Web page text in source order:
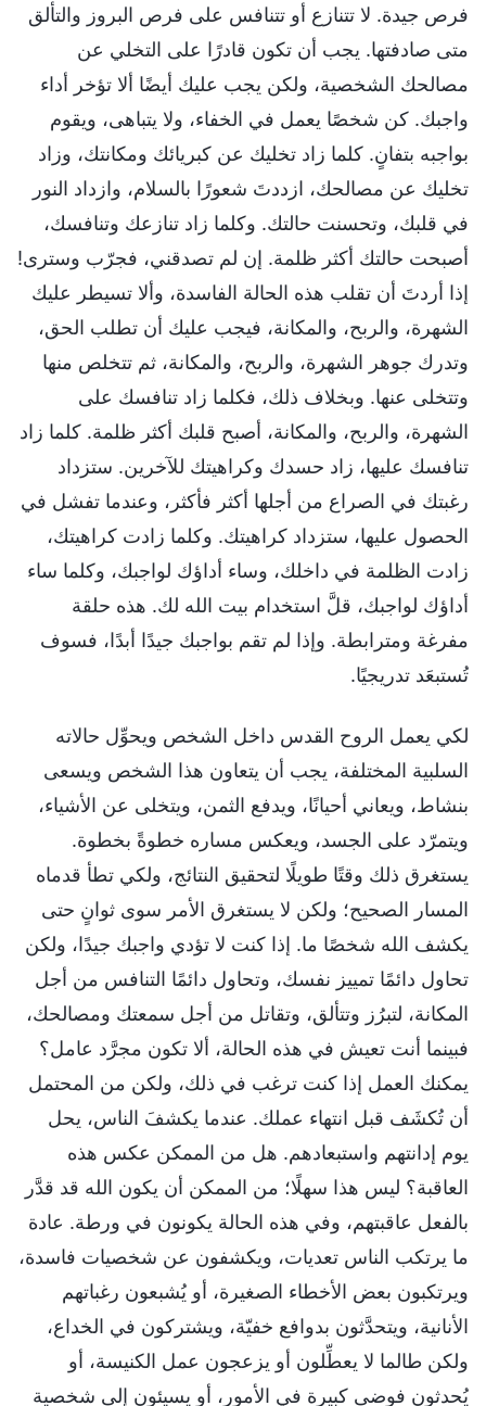
فرص جيدة. لا تتنازع أو تتنافس على فرص البروز والتألق
متى صادفتها. يجب أن تكون قادرًا على التخلي عن
مصالحك الشخصية، ولكن يجب عليك أيضًا ألا تؤخر أداء
واجبك. كن شخصًا يعمل في الخفاء، ولا يتباهى، ويقوم
بواجبه بتفانٍ. كلما زاد تخليك عن كبريائك ومكانتك، وزاد
تخليك عن مصالحك، ازددتَ شعورًا بالسلام، وازداد النور
في قلبك، وتحسنت حالتك. وكلما زاد تنازعك وتنافسك،
أصبحت حالتك أكثر ظلمة. إن لم تصدقني، فجرّب وسترى!
إذا أردتَ أن تقلب هذه الحالة الفاسدة، وألا تسيطر عليك
الشهرة، والربح، والمكانة، فيجب عليك أن تطلب الحق،
وتدرك جوهر الشهرة، والربح، والمكانة، ثم تتخلص منها
وتتخلى عنها. وبخلاف ذلك، فكلما زاد تنافسك على
الشهرة، والربح، والمكانة، أصبح قلبك أكثر ظلمة. كلما زاد
تنافسك عليها، زاد حسدك وكراهيتك للآخرين. ستزداد
رغبتك في الصراع من أجلها أكثر فأكثر، وعندما تفشل في
الحصول عليها، ستزداد كراهيتك. وكلما زادت كراهيتك،
زادت الظلمة في داخلك، وساء أداؤك لواجبك، وكلما ساء
أداؤك لواجبك، قلَّ استخدام بيت الله لك. هذه حلقة
مفرغة ومترابطة. وإذا لم تقم بواجبك جيدًا أبدًا، فسوف
تُستبعَد تدريجيًا.
لكي يعمل الروح القدس داخل الشخص ويحوِّل حالاته
السلبية المختلفة، يجب أن يتعاون هذا الشخص ويسعى
بنشاط، ويعاني أحيانًا، ويدفع الثمن، ويتخلى عن الأشياء،
ويتمرّد على الجسد، ويعكس مساره خطوةً بخطوة.
يستغرق ذلك وقتًا طويلًا لتحقيق النتائج، ولكي تطأ قدماه
المسار الصحيح؛ ولكن لا يستغرق الأمر سوى ثوانٍ حتى
يكشف الله شخصًا ما. إذا كنت لا تؤدي واجبك جيدًا، ولكن
تحاول دائمًا تمييز نفسك، وتحاول دائمًا التنافس من أجل
المكانة، لتبرُز وتتألق، وتقاتل من أجل سمعتك ومصالحك،
فبينما أنت تعيش في هذه الحالة، ألا تكون مجرَّد عامل؟
يمكنك العمل إذا كنت ترغب في ذلك، ولكن من المحتمل
أن تُكشَف قبل انتهاء عملك. عندما يكشفَ الناس، يحل
يوم إدانتهم واستبعادهم. هل من الممكن عكس هذه
العاقبة؟ ليس هذا سهلًا؛ من الممكن أن يكون الله قد قدَّر
بالفعل عاقبتهم، وفي هذه الحالة يكونون في ورطة. عادة
ما يرتكب الناس تعديات، ويكشفون عن شخصيات فاسدة،
ويرتكبون بعض الأخطاء الصغيرة، أو يُشبعون رغباتهم
الأنانية، ويتحدَّثون بدوافع خفيّة، ويشتركون في الخداع،
ولكن طالما لا يعطِّلون أو يزعجون عمل الكنيسة، أو
يُحدثون فوضى كبيرة في الأمور، أو يسيئون إلى شخصية